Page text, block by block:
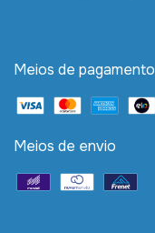
Meios de pagamento
Meios de envio